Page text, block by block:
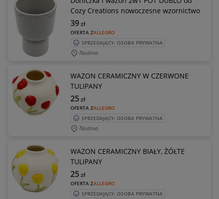
Cozy Creations nowoczesne wzornictwo
OFERTA ZALLEGRO
39zł
SPRZEDAJĄCY: OSOBA PRYWATNA
Nadma
WAZON CERAMICZNY W CZERWONE
TULIPANY
OFERTA ZALLEGRO
25zł
SPRZEDAJĄCY: OSOBA PRYWATNA
Nadma
WAZON CERAMICZNY BIAŁY, ŻÓŁTE
TULIPANY
OFERTA ZALLEGRO
25zł
SPRZEDAJĄCY: OSOBA PRYWATNA